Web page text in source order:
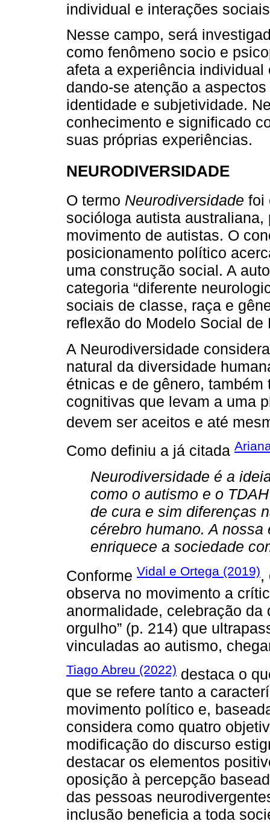
individual e interações
Nesse campo, será
como fenômeno socio e
afeta a experiência
dando-se atenção a
identidade e subjetividade.
conhecimento e significado
suas próprias experiências.
NEURODIVERSIDADE
O termo Neurodiversidade foi
socióloga autista
movimento de autistas. O
posicionamento político
uma construção social. A
categoria “diferente
sociais de classe, raça e
reflexão do Modelo Social
A Neurodiversidade
natural da diversidade
étnicas e de gênero,
cognitivas que levam a uma
devem ser aceitos e até
Como definiu a já citada
Neurodiversidade é a
como o autismo e o
de cura e sim diferenças
cérebro humano. A
enriquece a sociedade
Conforme Vidal e Ortega (2019),
observa no movimento a
anormalidade, celebração
orgulho” (p. 214) que
vinculadas ao autismo,
Tiago Abreu (2022) destaca o
que se refere tanto a
movimento político e,
considera como quatro
modificação do discurso
destacar os elementos
oposição à percepção
das pessoas
inclusão beneficia a toda